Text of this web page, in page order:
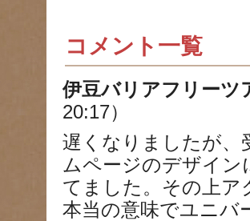
コメント一覧
伊豆バリアフリーツ
20:17）
遅くなりましたが、
ムページのデザイ
てました。その上
本当の意味でユニバ